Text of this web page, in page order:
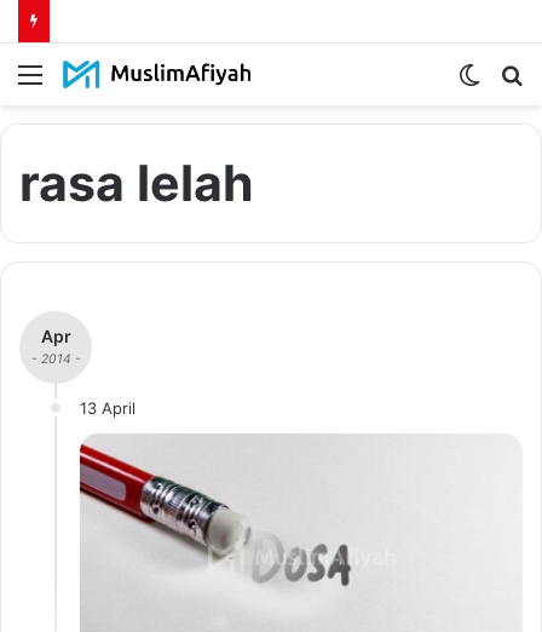
Menu
Switch
rasa lelah
Apr
- 2014 -
13 April